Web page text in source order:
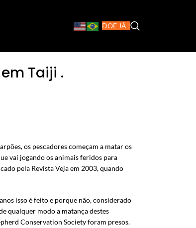
DOE JÁ !
Taiji .
os pescadores começam a matar os
vai jogando os animais feridos para
pela Revista Veja em 2003, quando
isso é feito e porque não, considerado
qualquer modo a matança destes
Conservation Society foram presos.